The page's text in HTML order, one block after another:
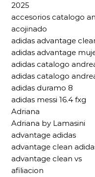
2025
accesorios catalogo
acojinado
adidas advantage
adidas advantage
adidas catalogo
adidas catalogo
adidas duramo 8
adidas messi 16.4 fxg
Adriana
Adriana by Lamasini
advantage adidas
advantage clean
advantage clean vs
afiliacion